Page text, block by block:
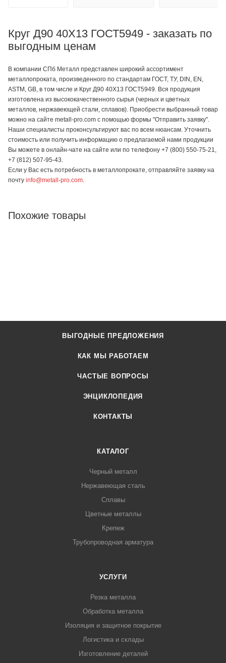
Круг Д90 40Х13 ГОСТ5949 - заказать по
выгодным ценам
В компании СПб Металл представлен широкий ассортимент
металлопроката, произведенного по стандартам ГОСТ, ТУ, DIN, EN,
ASTM, GB, в том числе и Круг Д90 40Х13 ГОСТ5949. Вся продукция
изготовлена из высококачественного сырья (черных и цветных
металлов, нержавеющей стали, сплавов). Приобрести выбранный товар
можно на сайте metall-pro.com с помощью формы "Отправить заявку".
Наши специалисты проконсультируют вас по всем нюансам. Уточнить
стоимость или получить информацию о предлагаемой нами продукции
Вы можете в онлайн-чате на сайте или по телефону +7 (800) 550-75-21,
+7 (812) 507-95-43.
Если у Вас есть потребность в металлопрокате, отправляйте заявку на
почту info@metall-pro.com
Похожие товары
ВЫГОДНЫЕ ПРЕДЛОЖЕНИЯ
КАК МЫ РАБОТАЕМ
ЧАСТЫЕ ВОПРОСЫ
ЭНЦИКЛОПЕДИЯ
КОНТАКТЫ
КАТАЛОГ
Черный металл
Нержавеющая сталь
Сплавы
Цветные металлы
Крепеж
Трубопроводная арматура
УСЛУГИ
Резка металла
Обработка металла
Изоляция и защитное покрытие
Логистика и склады
Изготовление деталей